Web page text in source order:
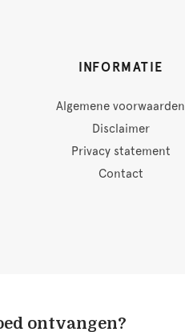
INFORMATIE
Algemene voorwaarden
Disclaimer
Privacy statement
Contact
ontvangen?